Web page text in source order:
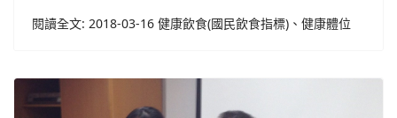
閱讀全文: 2018-03-16 健康飲食(國民飲食指標)、健康體位